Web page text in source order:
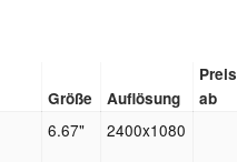
Größe Auflösung
Preis
ab
6.67" 2400x1080